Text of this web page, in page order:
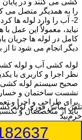
را به همدیگر متصل می
2- آب را وارد لوله ها
نیاید، معمولاً این عمل
کامل در لوله ها جریان
دیگر انجام می شود تا
لوله کشی آب و لوله
نظر اجرا و کاربری با
صحیح سیستم لوله کشی
نشست ساختمان و
برای طراحی و اجرا و
باید از متخصصان و
Date
تلفن تماس فوریلوله
خرم‌بید